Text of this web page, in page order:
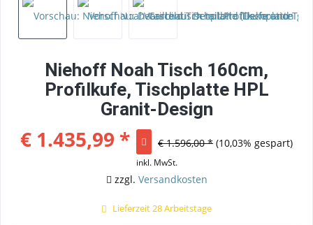
Niehoff Noah Tisch 160cm,
Profilkufe, Tischplatte HPL
Granit-Design
€ 1.435,99 * € 1.596,00 * (10,03% gespart)
inkl. MwSt.
zzgl. Versandkosten
Lieferzeit 28 Arbeitstage